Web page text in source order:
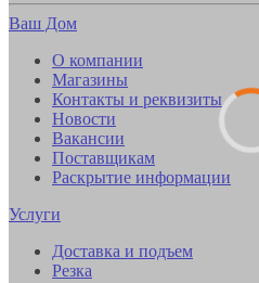
Ваш Дом
О компании
Магазины
Контакты и реквизиты
Новости
Вакансии
Поставщикам
Раскрытие информации
Услуги
Доставка и подъем
Резка